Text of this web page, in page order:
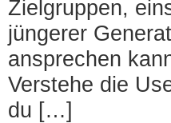
Zielgruppen,
jüngerer
ansprechen
Verstehe die
du […]